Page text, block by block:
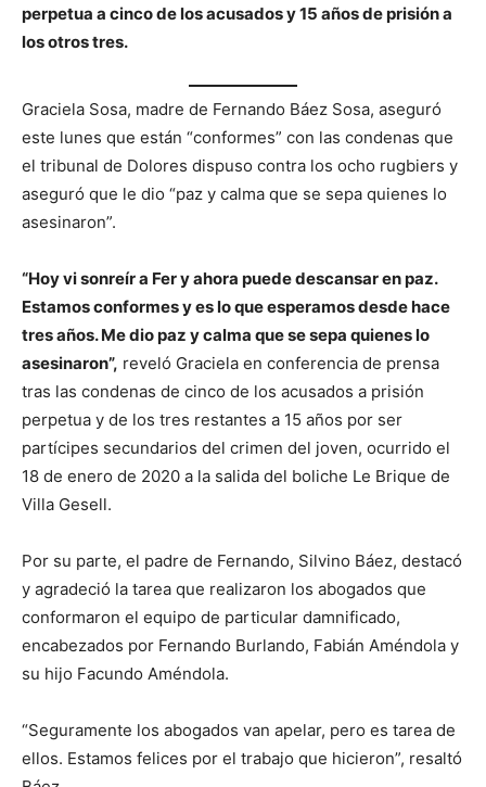
perpetua a cinco de los acusados y 15 años de prisión a
los otros tres.
Graciela Sosa, madre de Fernando Báez Sosa, aseguró
este lunes que están “conformes” con las condenas que
el tribunal de Dolores dispuso contra los ocho rugbiers y
aseguró que le dio “paz y calma que se sepa quienes lo
asesinaron”.
“Hoy vi sonreír a Fer y ahora puede descansar en paz.
Estamos conformes y es lo que esperamos desde hace
tres años. Me dio paz y calma que se sepa quienes lo
asesinaron”, reveló Graciela en conferencia de prensa
tras las condenas de cinco de los acusados a prisión
perpetua y de los tres restantes a 15 años por ser
partícipes secundarios del crimen del joven, ocurrido el
18 de enero de 2020 a la salida del boliche Le Brique de
Villa Gesell.
Por su parte, el padre de Fernando, Silvino Báez, destacó
y agradeció la tarea que realizaron los abogados que
conformaron el equipo de particular damnificado,
encabezados por Fernando Burlando, Fabián Améndola y
su hijo Facundo Améndola.
“Seguramente los abogados van apelar, pero es tarea de
ellos. Estamos felices por el trabajo que hicieron”, resaltó